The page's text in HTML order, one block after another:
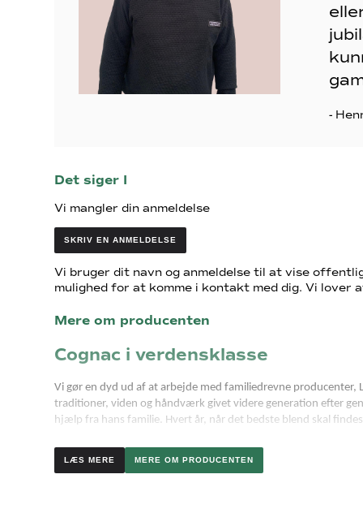
-
Det siger I
Vi mangler din anmeldelse
SKRIV EN ANMELDELSE
Vi bruger dit navn og anmeldelse til at vise
mulighed for at komme i kontakt med dig. Vi lover
Mere om producenten
Cognac i verdensklasse
Vi gør en dyd ud af at arbejde med familiedrevne producenter,
traditioner, viden og håndværk givet videre generation efter
hjælp fra hans familie. Hvert år, når det bedste blend skal
Lasdoux ejendommen i Angeac er omgivet af rullende grønne
selvfølgelig ejet af Lhéraud familien. Med sine 5 kældre, er der
MERE OM PRODUCENTEN